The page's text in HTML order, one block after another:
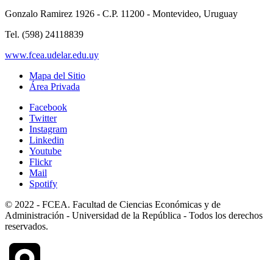
Gonzalo Ramirez 1926 - C.P. 11200 - Montevideo, Uruguay
Tel. (598) 24118839
www.fcea.udelar.edu.uy
Mapa del Sitio
Área Privada
Facebook
Twitter
Instagram
Linkedin
Youtube
Flickr
Mail
Spotify
© 2022 - FCEA. Facultad de Ciencias Económicas y de
Administración - Universidad de la República - Todos los derechos
reservados.